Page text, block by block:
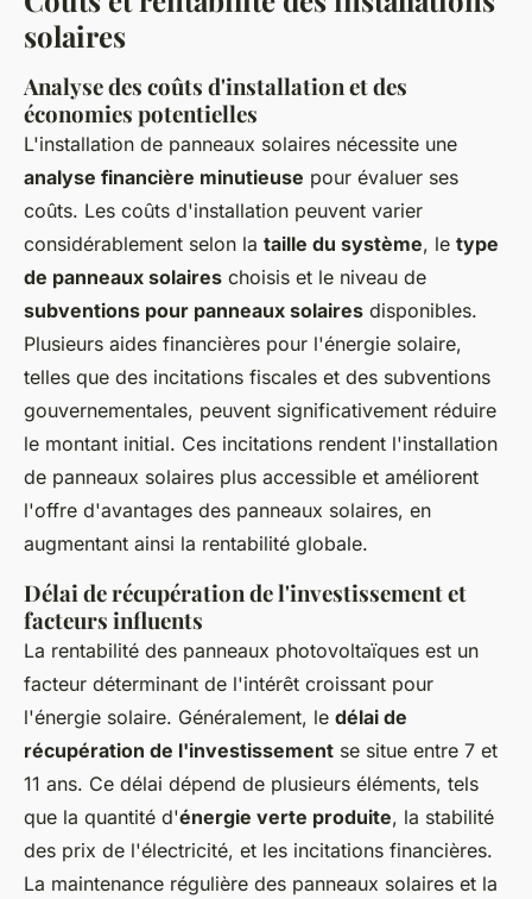
solaires
Analyse des coûts d'installation et des
économies potentielles
L'installation de panneaux solaires nécessite une
analyse financière minutieuse pour évaluer ses
coûts. Les coûts d'installation peuvent varier
considérablement selon la taille du système, le type
de panneaux solaires choisis et le niveau de
subventions pour panneaux solaires disponibles.
Plusieurs aides financières pour l'énergie solaire,
telles que des incitations fiscales et des subventions
gouvernementales, peuvent significativement réduire
le montant initial. Ces incitations rendent l'installation
de panneaux solaires plus accessible et améliorent
l'offre d'avantages des panneaux solaires, en
augmentant ainsi la rentabilité globale.
Délai de récupération de l'investissement et
facteurs influents
La rentabilité des panneaux photovoltaïques est un
facteur déterminant de l'intérêt croissant pour
l'énergie solaire. Généralement, le délai de
récupération de l'investissement se situe entre 7 et
11 ans. Ce délai dépend de plusieurs éléments, tels
que la quantité d'énergie verte produite, la stabilité
des prix de l'électricité, et les incitations financières.
La maintenance régulière des panneaux solaires et la